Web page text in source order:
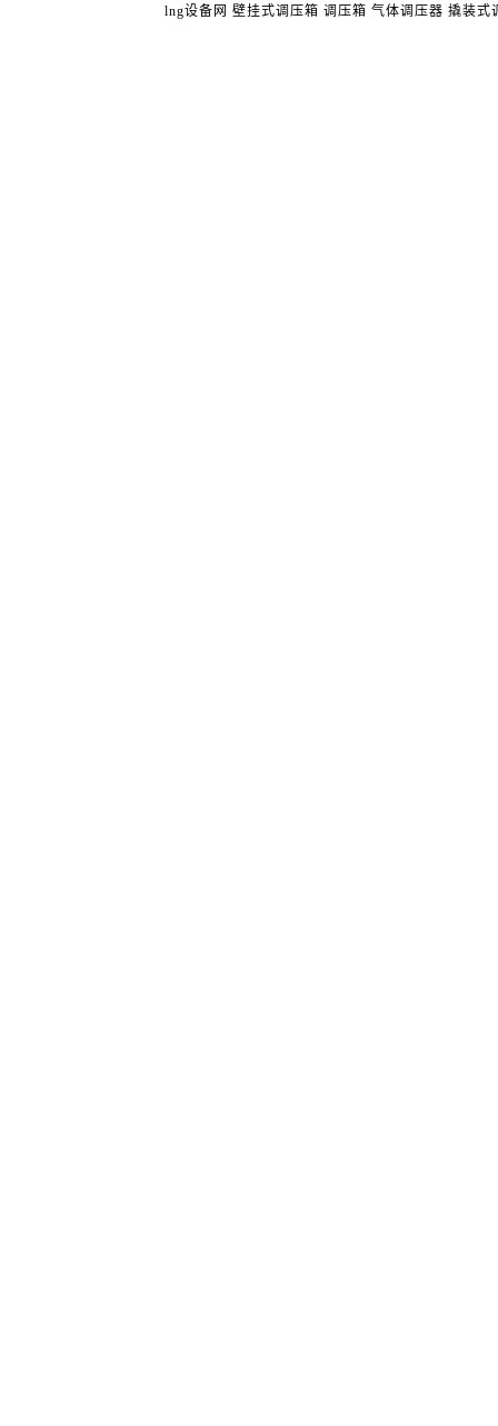
lng设备网 壁挂式调压箱 调压箱 气体调压器 撬装式